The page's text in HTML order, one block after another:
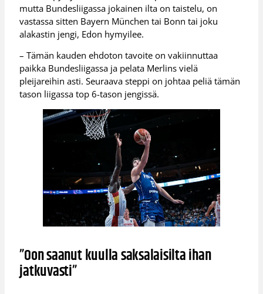
mutta Bundesliigassa jokainen ilta on taistelu, on
vastassa sitten Bayern München tai Bonn tai joku
alakastin jengi, Edon hymyilee.
– Tämän kauden ehdoton tavoite on vakiinnuttaa
paikka Bundesliigassa ja pelata Merlins vielä
pleijareihin asti. Seuraava steppi on johtaa peliä tämän
tason liigassa top 6-tason jengissä.
”Oon saanut kuulla saksalaisilta ihan
jatkuvasti”